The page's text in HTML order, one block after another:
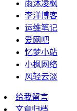
雨沐凌枫
李洋博客
运维笔记
爱网吧
忆梦小站
小枫网络
风轻云淡
给我留言